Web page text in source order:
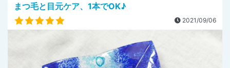
まつ毛と目元ケア、1本でOK♪
2021/09/06